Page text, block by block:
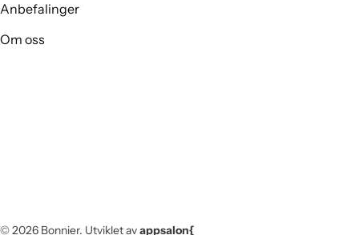
Anbefalinger
Om oss
© 2026 Bonnier. Utviklet avappsalon{